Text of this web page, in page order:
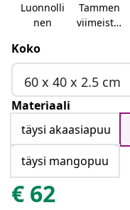
Luonnolli
nen
Tammen
viimeistel
Koko
60 x 40 x 2.5 cm
Materiaali
täysi akaasiapuu
täysi mangopuu
€ 62